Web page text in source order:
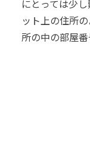
にとっては少
ット上の住所
所の中の部屋番